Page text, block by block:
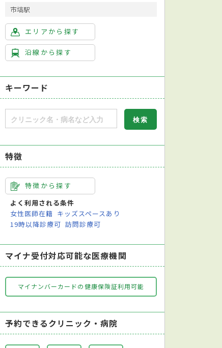
市塙駅
エリアから探す
沿線から探す
キーワード
特徴
特徴から探す
よく利用される条件
女性医師在籍 キッズスペースあり
19時以降診療可 訪問診療可
マイナ受付対応可能な医療機関
マイナンバーカードの健康保険証利用可能
予約できるクリニック・病院